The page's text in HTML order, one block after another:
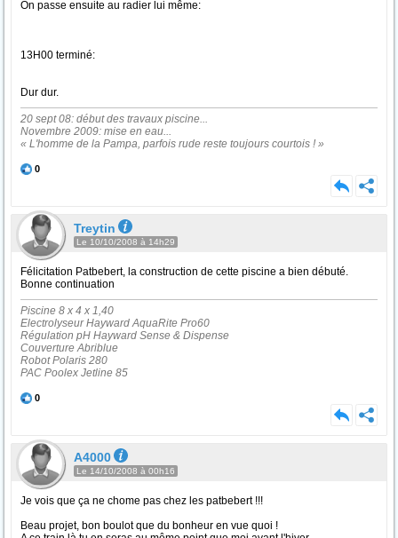
On passe ensuite au radier lui même:
13H00 terminé:
Dur dur.
20 sept 08: début des travaux piscine...
Novembre 2009: mise en eau...
« L'homme de la Pampa, parfois rude reste toujours courtois ! »
0
Treytin
Le 10/10/2008 à 14h29
Félicitation Patbebert, la construction de cette piscine a bien débuté.
Bonne continuation
Piscine 8 x 4 x 1,40
Electrolyseur Hayward AquaRite Pro60
Régulation pH Hayward Sense & Dispense
Couverture Abriblue
Robot Polaris 280
PAC Poolex Jetline 85
0
A4000
Le 14/10/2008 à 00h16
Je vois que ça ne chome pas chez les patbebert !!!
Beau projet, bon boulot que du bonheur en vue quoi !